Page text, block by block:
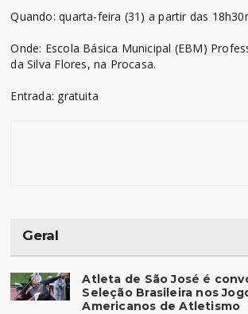
Quando: quarta-feira (31) a partir das
Onde: Escola Básica Municipal (EBM)
da Silva Flores, na Procasa.
Entrada: gratuita
Geral
Atleta de São José é
Seleção Brasileira nos
Americanos de Atletismo